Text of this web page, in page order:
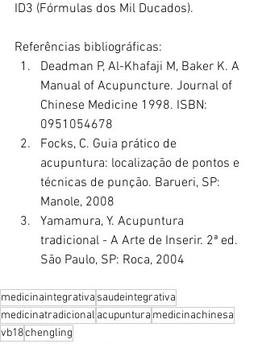
ID3 (Fórmulas dos Mil Ducados).
Referências bibliográficas:
Deadman P, Al-Khafaji M, Baker K. A
Manual of Acupuncture. Journal of
Chinese Medicine 1998. ISBN:
0951054678
Focks, C. Guia prático de
acupuntura: localização de pontos e
técnicas de punção. Barueri, SP:
Manole, 2008
Yamamura, Y. Acupuntura
tradicional - A Arte de Inserir. 2ª ed.
São Paulo, SP: Roca, 2004
medicinaintegrativa saudeintegrativa
medicinatradicional acupuntura medicinachinesa
vb18chengling